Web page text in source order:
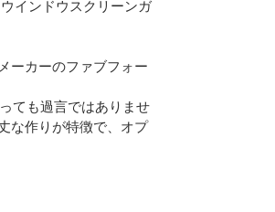
インドウスクリーンガ
ーカーのファブフォー
ても過言ではありませ
な作りが特徴で、オプ